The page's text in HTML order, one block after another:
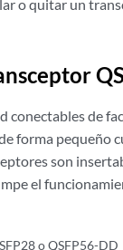
o quitar un
conectables de
forma pequeño
son
el
o QSFP56-DD